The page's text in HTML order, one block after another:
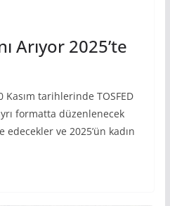
Arıyor 2025’te
tarihlerinde TOSFED
formatta düzenlenecek
ve 2025’ün kadın